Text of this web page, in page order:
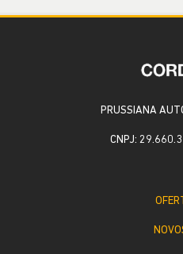
PRUSSIANA
CNPJ: